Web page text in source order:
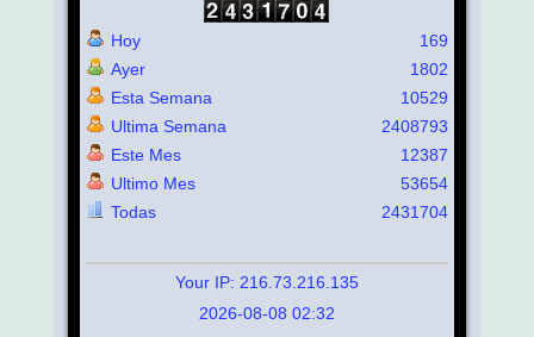
Hoy
Ayer
Esta Semana
Ultima Semana
Este Mes
Ultimo Mes
Todas
169
1802
10529
2408793
12387
53654
2431704
Your IP: 216.73.216.135
2026-08-08 02:32